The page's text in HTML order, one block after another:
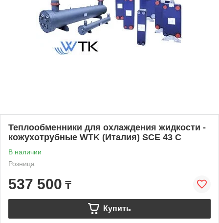
Теплообменники для охлаждения жидкости -
кожухотрубные WTK (Италия) SCE 43 C
В наличии
Розница
537 500 ₸
Купить